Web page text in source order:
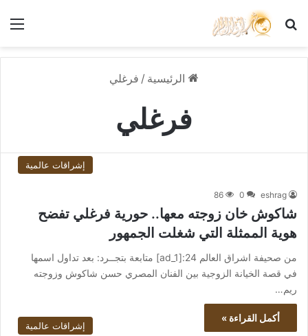
بحث عن
الرئيسية / فرغلي
فرغلي
إشراقات عالمية
eshrag
0
86
شاكوش خان زوجته معها.. حورية فرغلي تفضح
هوية الممثلة التي شغلت الجمهور
من صحيفة اشراق العالم 24:[ad_1] متابعة بتجــرد: بعد تداول اسمها
في قصة الخيانة الزوجية بين الفنان المصري حسن شاكوش وزوجته
ريم…
أكمل القراءة »
إشراقات عالمية